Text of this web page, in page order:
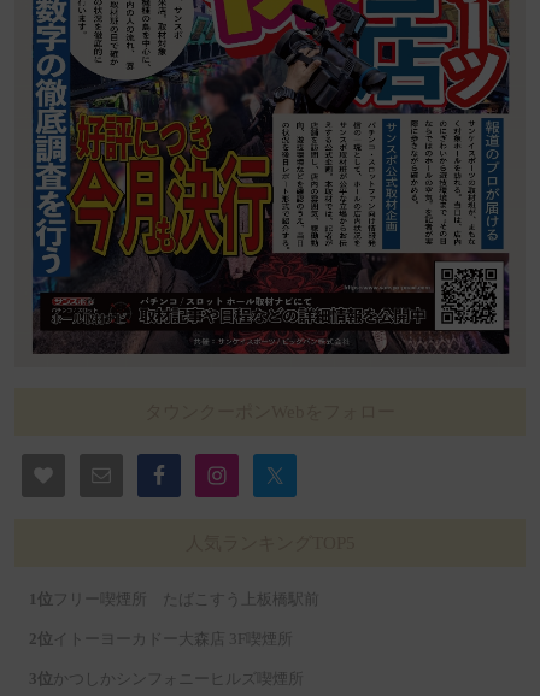
フリー喫煙所 たばこすう上板橋駅前
イトーヨーカドー大森店 3F喫煙所
かつしかシンフォニーヒルズ喫煙所